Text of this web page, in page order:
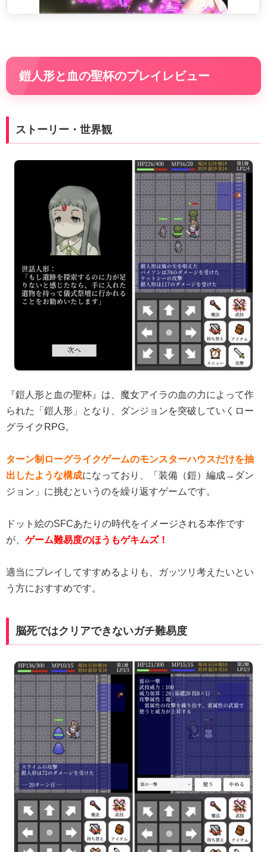
鎧人形と血の聖杯のプレイレビュー
ストーリー・世界観
『鎧人形と血の聖杯』は、魔女アイラの血の力によって作
られた「鎧人形」となり、ダンジョンを突破していくロー
グライクRPG。
ターン制ローグライクゲームのモンスターハウスだけを抽
出したような構成になっており、「装備（鎧）編成→ダン
ジョン」に挑むというのを繰り返すゲームです。
ドット絵のSFCあたりの時代をイメージされる本作です
が、 ゲーム難易度のほうもゲキムズ！
適当にプレイしてすすめるよりも、ガッツリ考えたいとい
う方におすすめです。
脳死ではクリアできないガチ難易度